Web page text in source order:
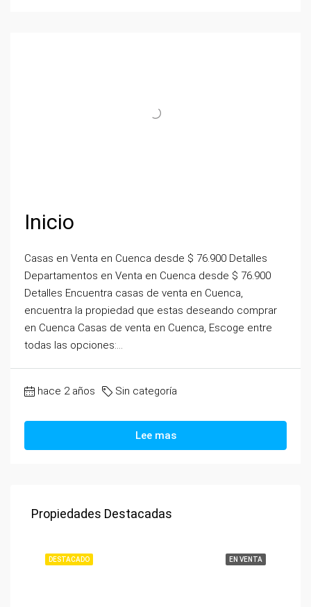
Inicio
Casas en Venta en Cuenca desde $ 76.900 Detalles
Departamentos en Venta en Cuenca desde $ 76.900
Detalles Encuentra casas de venta en Cuenca,
encuentra la propiedad que estas deseando comprar
en Cuenca Casas de venta en Cuenca, Escoge entre
todas las opciones:...
hace 2 años Sin categoría
Lee mas
Propiedades Destacadas
EN VENTA
DESTACADO